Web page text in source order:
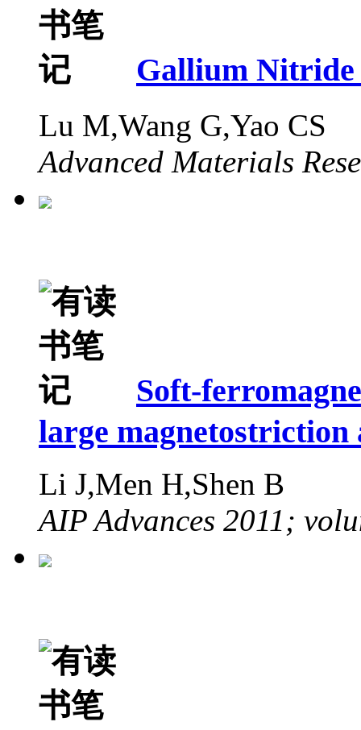
Gallium Nitride
Lu M,Wang G,Yao CS
Advanced Materials
Soft-
large
Li J,Men H,Shen B
AIP Advances 2011;